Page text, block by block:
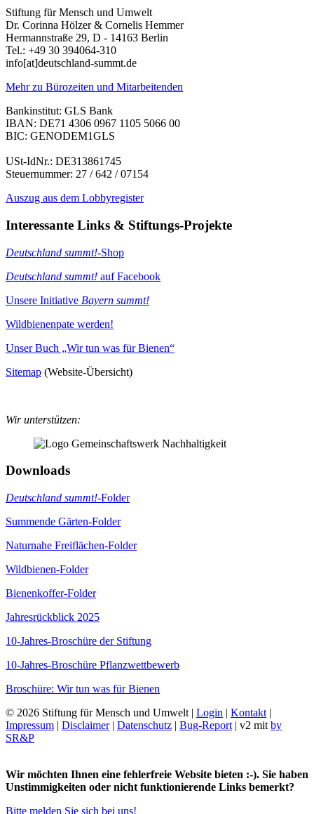
Stiftung für Mensch und Umwelt
Dr. Corinna Hölzer & Cornelis Hemmer
Hermannstraße 29, D - 14163 Berlin
Tel.: +49 30 394064-310
info[at]deutschland-summt.de
Mehr zu Bürozeiten und Mitarbeitenden
Bankinstitut: GLS Bank
IBAN: DE71 4306 0967 1105 5066 00
BIC: GENODEM1GLS
USt-IdNr.: DE313861745
Steuernummer: 27 / 642 / 07154
Auszug aus dem Lobbyregister
Interessante Links & Stiftungs-Projekte
Deutschland summt!-Shop
Deutschland summt! auf Facebook
Unsere Initiative Bayern summt!
Wildbienenpate werden!
Unser Buch „Wir tun was für Bienen“
Sitemap (Website-Übersicht)
Wir unterstützen:
Downloads
Deutschland summt!-Folder
Summende Gärten-Folder
Naturnahe Freiflächen-Folder
Wildbienen-Folder
Bienenkoffer-Folder
Jahresrückblick 2025
10-Jahres-Broschüre der Stiftung
10-Jahres-Broschüre Pflanzwettbewerb
Broschüre: Wir tun was für Bienen
© 2026 Stiftung für Mensch und Umwelt | Login | Kontakt |
Impressum | Disclaimer| Datenschutz | Bug-Report | v2 mit by
SR&P
Wir möchten Ihnen eine fehlerfreie Website bieten :-). Sie haben
Unstimmigkeiten oder nicht funktionierende Links bemerkt?
Bitte melden Sie sich bei uns!